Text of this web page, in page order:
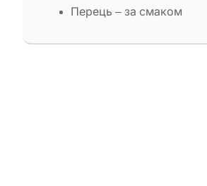
Перець – за смаком